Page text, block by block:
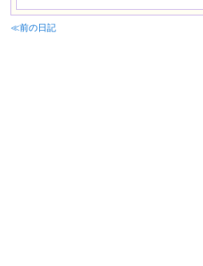
≪前の日記